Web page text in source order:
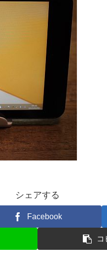
シェアする
Facebook
コ